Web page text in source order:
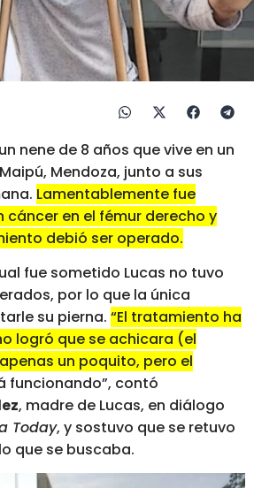
nene de 8 años que vive en un
Mendoza, junto a sus
Lamentablemente fue
en el fémur derecho y
debió ser operado.
fue sometido Lucas no tuvo
por lo que la única
su pierna. “El tratamiento ha
logró que se achicara (el
un poquito, pero el
funcionando”, contó
, madre de Lucas, en diálogo
Today, y sostuvo que se retuvo
que se buscaba.